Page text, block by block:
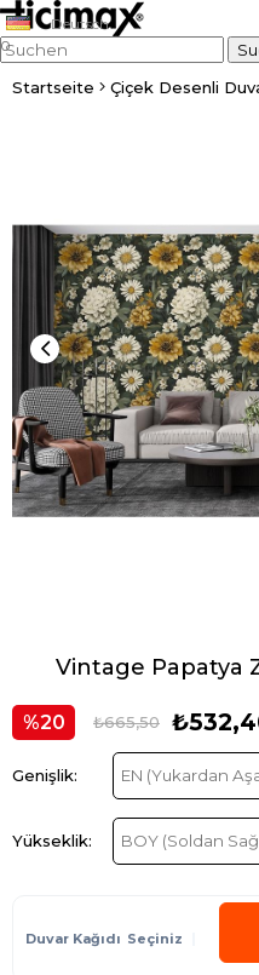
Deutsch
0
Startseite Çiçek Desenli
Vintage Papatya
20 ₺665,50
Duvar Kağıdı